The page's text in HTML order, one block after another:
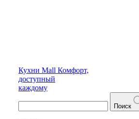
Кухни Mall Комфорт,
доступный
каждому
Поиск